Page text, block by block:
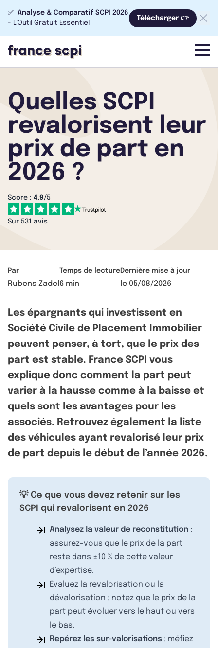
✅ Analyse & Comparatif SCPI 2026
- L’Outil Gratuit Essentiel
Télécharger 👉
menu
Quelles SCPI
revalorisent leur
prix de part en
2026 ?
Score : 4.9/5
Sur 531 avis
Par
Rubens Zadel
Temps de lecture
6 min
Dernière mise à jour
le 05/08/2026
Les épargnants qui investissent en
Société Civile de Placement Immobilier
peuvent penser, à tort, que le prix des
part est stable. France SCPI vous
explique donc comment la part peut
varier à la hausse comme à la baisse et
quels sont les avantages pour les
associés. Retrouvez également la liste
des véhicules ayant revalorisé leur prix
de part depuis le début de l’année 2026.
💡 Ce que vous devez retenir sur les
SCPI qui revalorisent en 2026
Analysez la valeur de reconstitution :
assurez-vous que le prix de la part
reste dans ±10 % de cette valeur
d’expertise.
Évaluez la revalorisation ou la
dévalorisation : notez que le prix de la
part peut évoluer vers le haut ou vers
le bas.
Repérez les sur-valorisations : méfiez-